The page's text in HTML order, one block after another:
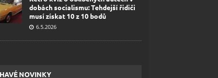
dobách socialismu: Tehdejší řidiči
musí získat 10 z 10 bodů
6.5.2026
NOVINKY